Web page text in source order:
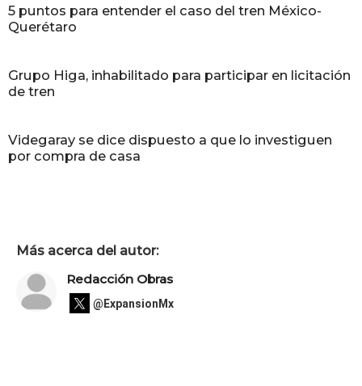
5 puntos para entender el caso del tren México-
Querétaro
Grupo Higa, inhabilitado para participar en licitación
de tren
Videgaray se dice dispuesto a que lo investiguen
por compra de casa
Más acerca del autor:
Redacción Obras
@ExpansionMx